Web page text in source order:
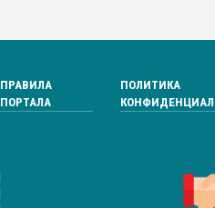
ПРАВИЛА
ПОРТАЛА
ПОЛИТИКА